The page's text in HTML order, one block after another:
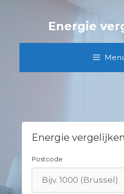
Energie
Energie
Postcode